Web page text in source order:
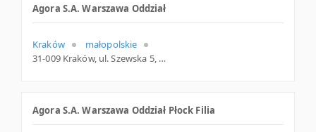
Agora S.A. Warszawa Oddział
Kraków
małopolskie
31-009 Kraków, ul. Szewska 5, małopolskie
Agora S.A. Warszawa Oddział Płock Filia